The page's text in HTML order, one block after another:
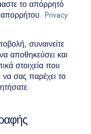
το απόρρητό
απορρήτου. Privacy
συναινείτε
αποθηκεύσει και
στοιχεία που
σας παρέχει το